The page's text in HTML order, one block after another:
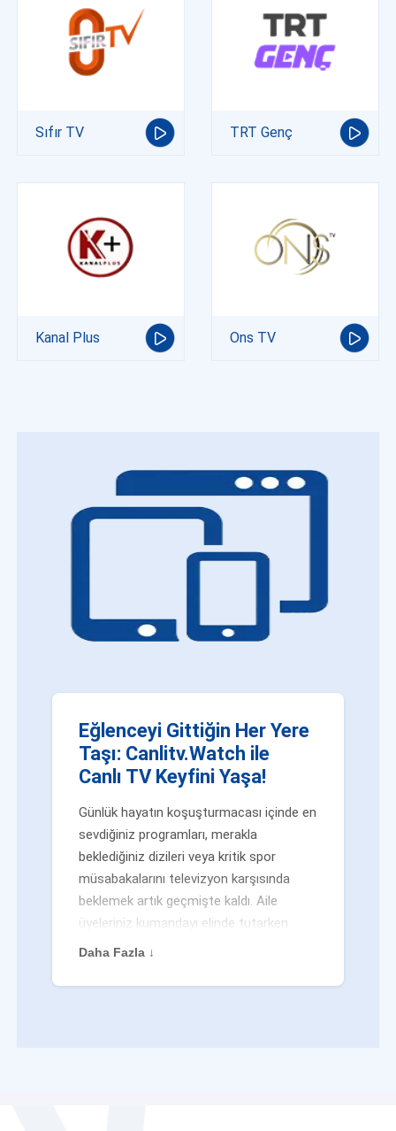
Sıfır TV TRT Genç
Kanal Plus Ons TV
Eğlenceyi Gittiğin Her Yere
Taşı: Canlitv.Watch ile
Canlı TV Keyfini Yaşa!
Günlük hayatın koşuşturmacası içinde en
sevdiğiniz programları, merakla
beklediğiniz dizileri veya kritik spor
müsabakalarını televizyon karşısında
beklemek artık geçmişte kaldı. Aile
üyeleriniz kumandayı elinde tutarken
veya siz evden uzaktayken bile
değilsiniz. Geleneksel yayıncılığın
Daha Fazla ↓